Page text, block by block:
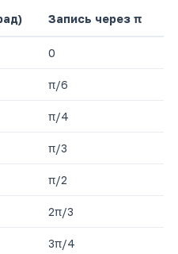
Запись через π
0
π/6
π/4
π/3
π/2
2π/3
3π/4